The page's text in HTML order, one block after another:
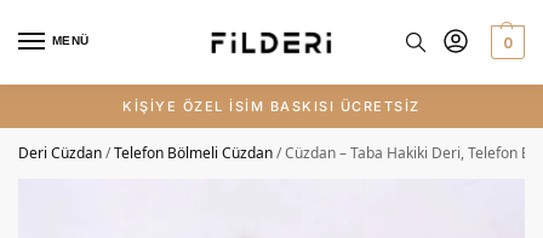
MENÜ 0
KİŞİYE ÖZEL İSİM BASKISI ÜCRETSİZ
Deri Cüzdan/Telefon Bölmeli Cüzdan/Cüzdan – Taba Hakiki Deri, Telefon